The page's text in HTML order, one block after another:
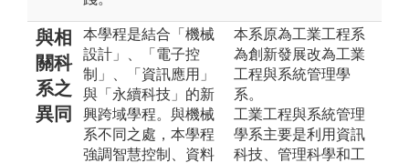
與相
關科
系之
異同
本學程是結合「機械
設計」、「電子控
制」、「資訊應用」
與「永續科技」的新
興跨域學程。與機械
系不同之處，本學程
強調智慧控制、資料
本系原為工業工程系
為創新發展改為工業
工程與系統管理學
系。
工業工程與系統管理
學系主要是利用資訊
科技、管理科學和工